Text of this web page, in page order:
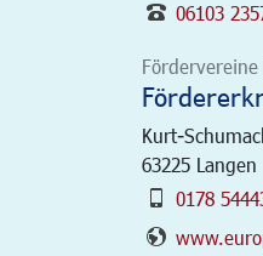
06103
Kurt-
63225 Langen
0178